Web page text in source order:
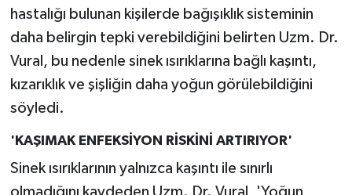
hastalığı bulunan kişilerde bağışıklık sisteminin
daha belirgin tepki verebildiğini belirten Uzm. Dr.
Vural, bu nedenle sinek ısırıklarına bağlı kaşıntı,
kızarıklık ve şişliğin daha yoğun görülebildiğini
söyledi.
'KAŞIMAK ENFEKSİYON RİSKİNİ ARTIRIYOR'
Sinek ısırıklarının yalnızca kaşıntı ile sınırlı
olmadığını kaydeden Uzm. Dr. Vural, 'Yoğun